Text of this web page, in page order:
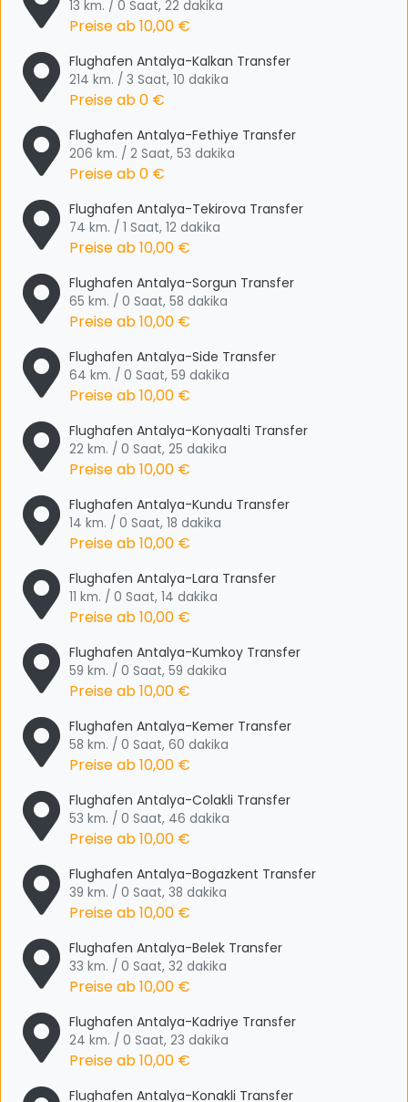
13 km. / 0 Saat, 22 dakika
Preise ab10,00 €
Flughafen Antalya-Kalkan Transfer
214 km. / 3 Saat, 10 dakika
Preise ab0 €
Flughafen Antalya-Fethiye Transfer
206 km. / 2 Saat, 53 dakika
Preise ab0 €
Flughafen Antalya-Tekirova Transfer
74 km. / 1 Saat, 12 dakika
Preise ab10,00 €
Flughafen Antalya-Sorgun Transfer
65 km. / 0 Saat, 58 dakika
Preise ab10,00 €
Flughafen Antalya-Side Transfer
64 km. / 0 Saat, 59 dakika
Preise ab10,00 €
Flughafen Antalya-Konyaalti Transfer
22 km. / 0 Saat, 25 dakika
Preise ab10,00 €
Flughafen Antalya-Kundu Transfer
14 km. / 0 Saat, 18 dakika
Preise ab10,00 €
Flughafen Antalya-Lara Transfer
11 km. / 0 Saat, 14 dakika
Preise ab10,00 €
Flughafen Antalya-Kumkoy Transfer
59 km. / 0 Saat, 59 dakika
Preise ab10,00 €
Flughafen Antalya-Kemer Transfer
58 km. / 0 Saat, 60 dakika
Preise ab10,00 €
Flughafen Antalya-Colakli Transfer
53 km. / 0 Saat, 46 dakika
Preise ab10,00 €
Flughafen Antalya-Bogazkent Transfer
39 km. / 0 Saat, 38 dakika
Preise ab10,00 €
Flughafen Antalya-Belek Transfer
33 km. / 0 Saat, 32 dakika
Preise ab10,00 €
Flughafen Antalya-Kadriye Transfer
24 km. / 0 Saat, 23 dakika
Preise ab10,00 €
Flughafen Antalya-Konakli Transfer